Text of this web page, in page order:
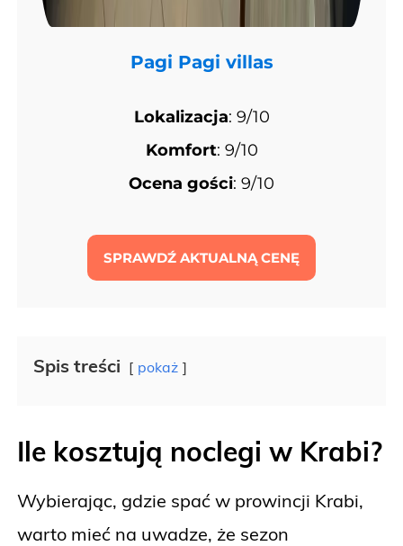
Pagi Pagi villas
Lokalizacja: 9/10
Komfort: 9/10
Ocena gości: 9/10
SPRAWDŹ AKTUALNĄ CENĘ
Spis treści pokaż
Ile kosztują noclegi w Krabi?
Wybierając, gdzie spać w prowincji Krabi,
warto mieć na uwadze, że sezon